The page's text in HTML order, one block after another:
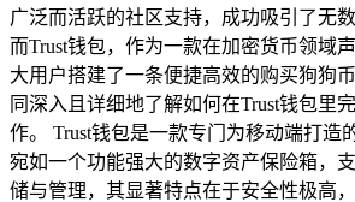
广泛而活跃的社区支持，成功吸引了无
而Trust钱包，作为一款在加密货币领域
大用户搭建了一条便捷高效的购买狗狗
同深入且详细地了解如何在Trust钱包里
作。 Trust钱包是一款专门为移动端打造
宛如一个功能强大的数字资产保险箱，
储与管理，其显著特点在于安全性极高